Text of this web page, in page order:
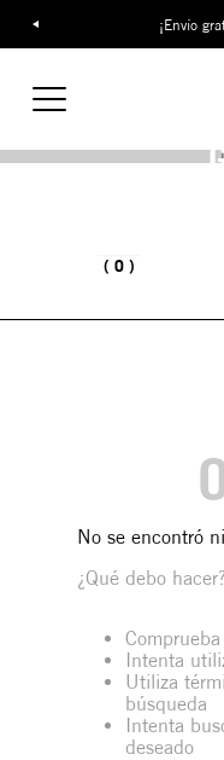
¡Envío
0
No se encontró
¿Qué debo hacer?
Intenta
Utiliza
búsqueda
Intenta
deseado